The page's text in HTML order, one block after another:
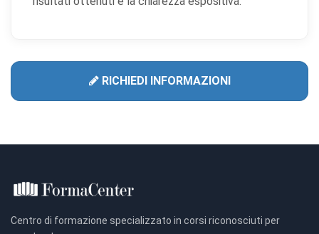
RICHIEDI INFORMAZIONI
Centro di formazione specializzato in corsi riconosciuti per